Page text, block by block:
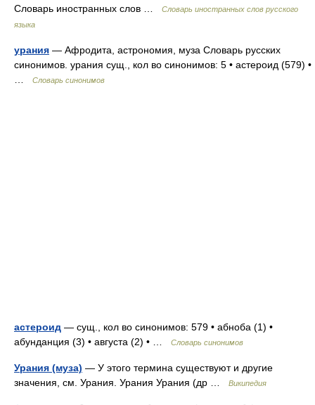
Словарь иностранных слов …
Словарь иностранных слов русского
языка
урания — Афродита, астрономия, муза Словарь русских
синонимов. урания сущ., кол во синонимов: 5 • астероид (579) •
Словарь синонимов
астероид — сущ., кол во синонимов: 579 • абноба (1) •
абунданция (3) • августа (2) • …
Словарь синонимов
Урания (муза) — У этого термина существуют и другие
значения, см. Урания. Урания Урания (др …
Википедия